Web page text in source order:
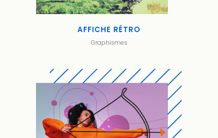
AFFICHE RÉTRO
Graphismes